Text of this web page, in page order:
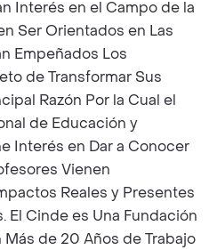
Interés en el Campo de la
Ser Orientados en Las
Empeñados Los
de Transformar Sus
Razón Por la Cual el
de Educación y
Interés en Dar a Conocer
Vienen
Reales y Presentes
El Cinde es Una Fundación
de 20 Años de Trabajo